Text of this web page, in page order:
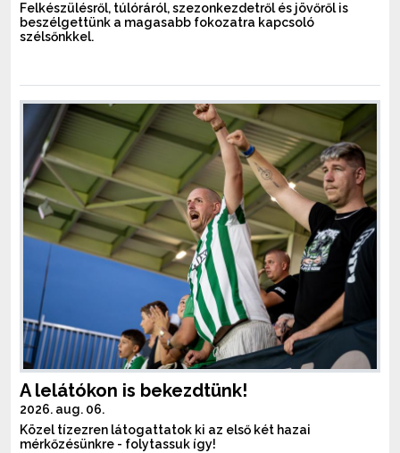
Felkészülésről, túlóráról, szezonkezdetről és jövőről is
beszélgettünk a magasabb fokozatra kapcsoló
szélsőnkkel.
A lelátókon is bekezdtünk!
2026. aug. 06.
Közel tízezren látogattatok ki az első két hazai
mérkőzésünkre - folytassuk így!